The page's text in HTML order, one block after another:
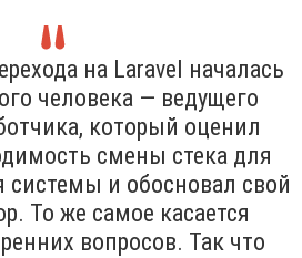
на Laravel началась
человека — ведущего
который оценил
смены стека для
системы и обосновал свой
То же самое касается
вопросов. Так что